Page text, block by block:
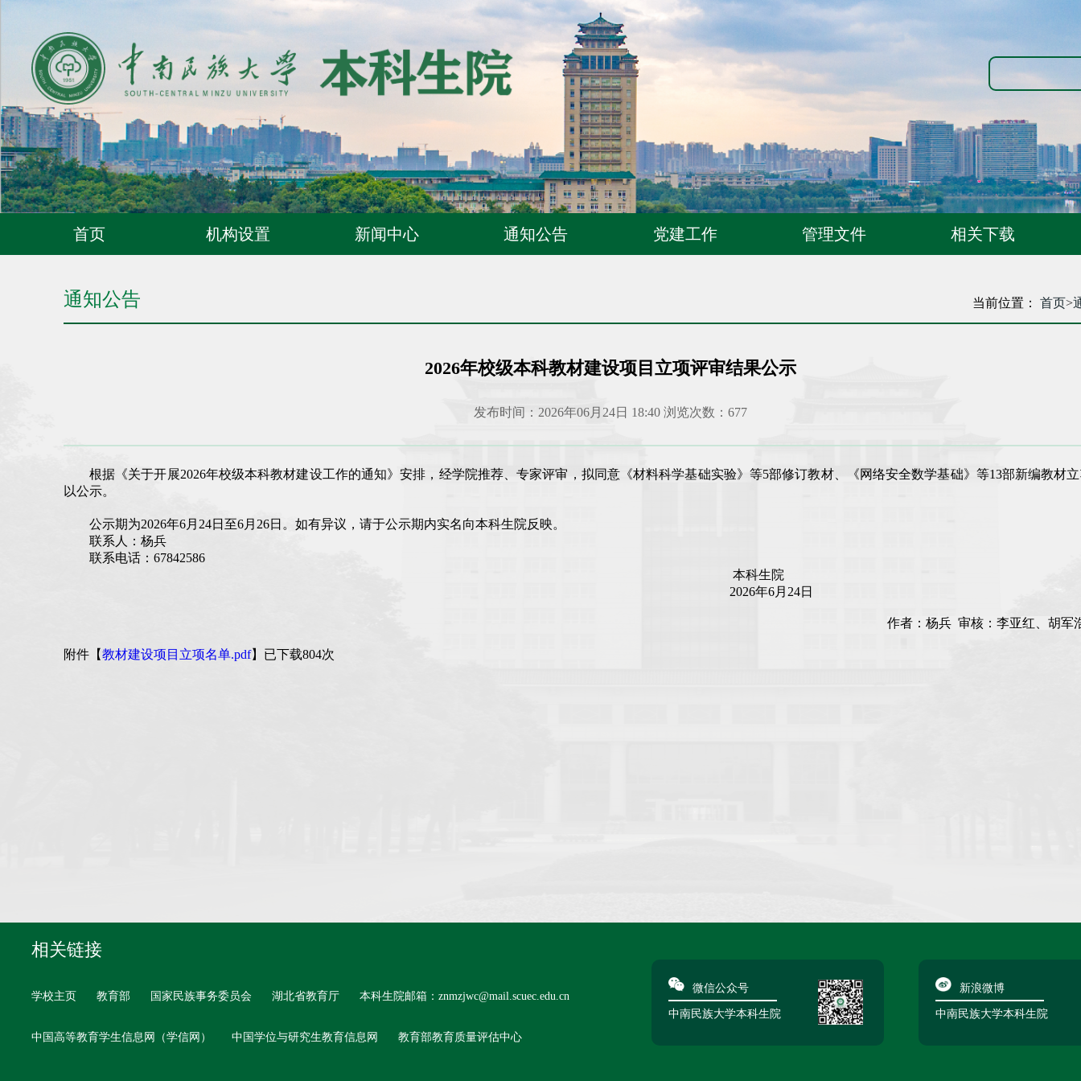
首页 机构设置 新闻中心 通知公告 党建工作 管理文件 相关下载
通知公告 当前位置： 首页>
2026年校级本科教材建设项目立项评审结果公示
发布时间：2026年06月24日 18:40 浏览次数： 677
根据《关于开展2026年校级本科教材建设工作的通知》安排，经学院推荐、专家评审，拟同意《材料科学基础实验》等5部修订教材、《网络安全数学基础》等13部新编教材
以公示。
公示期为2026年6月24日至6月26日。如有异议，请于公示期内实名向本科生院反映。
联系人：杨兵
联系电话： 67842586
本科生院
2026年6月24日
作者：杨兵 审核：李亚红、胡军
附件【教材建设项目立项名单.pdf】已下载804次
相关链接
学校主页 教育部 国家民族事务委员会 湖北省教育厅 本科生院邮箱：znmzjwc@mail.scuec.edu.cn
中国高等教育学生信息网（学信网） 中国学位与研究生教育信息网 教育部教育质量评估中心
微信公众号
中南民族大学本科生院
新浪微博
中南民族大学本科生院